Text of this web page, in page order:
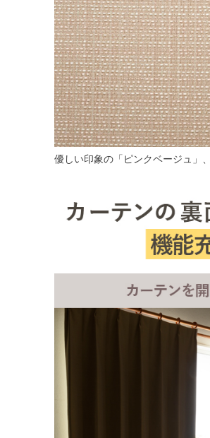
優しい印象の「ピンクベージュ」